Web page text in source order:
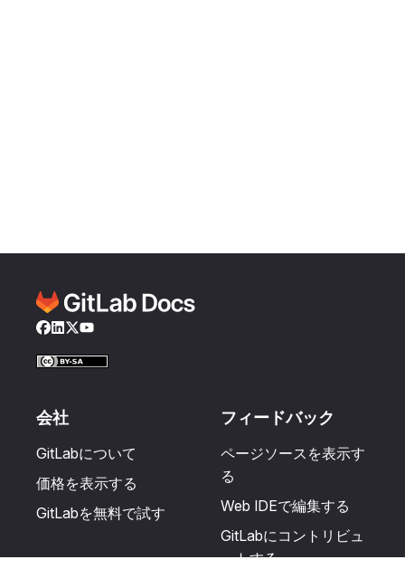
Facebook
LinkedIn
Twitter
YouTube
会社
GitLabについて
価格を表示する
GitLabを無料で試す
フィードバック
ページソースを表示す
る
Web IDEで編集する
GitLabにコントリビュ
ートする